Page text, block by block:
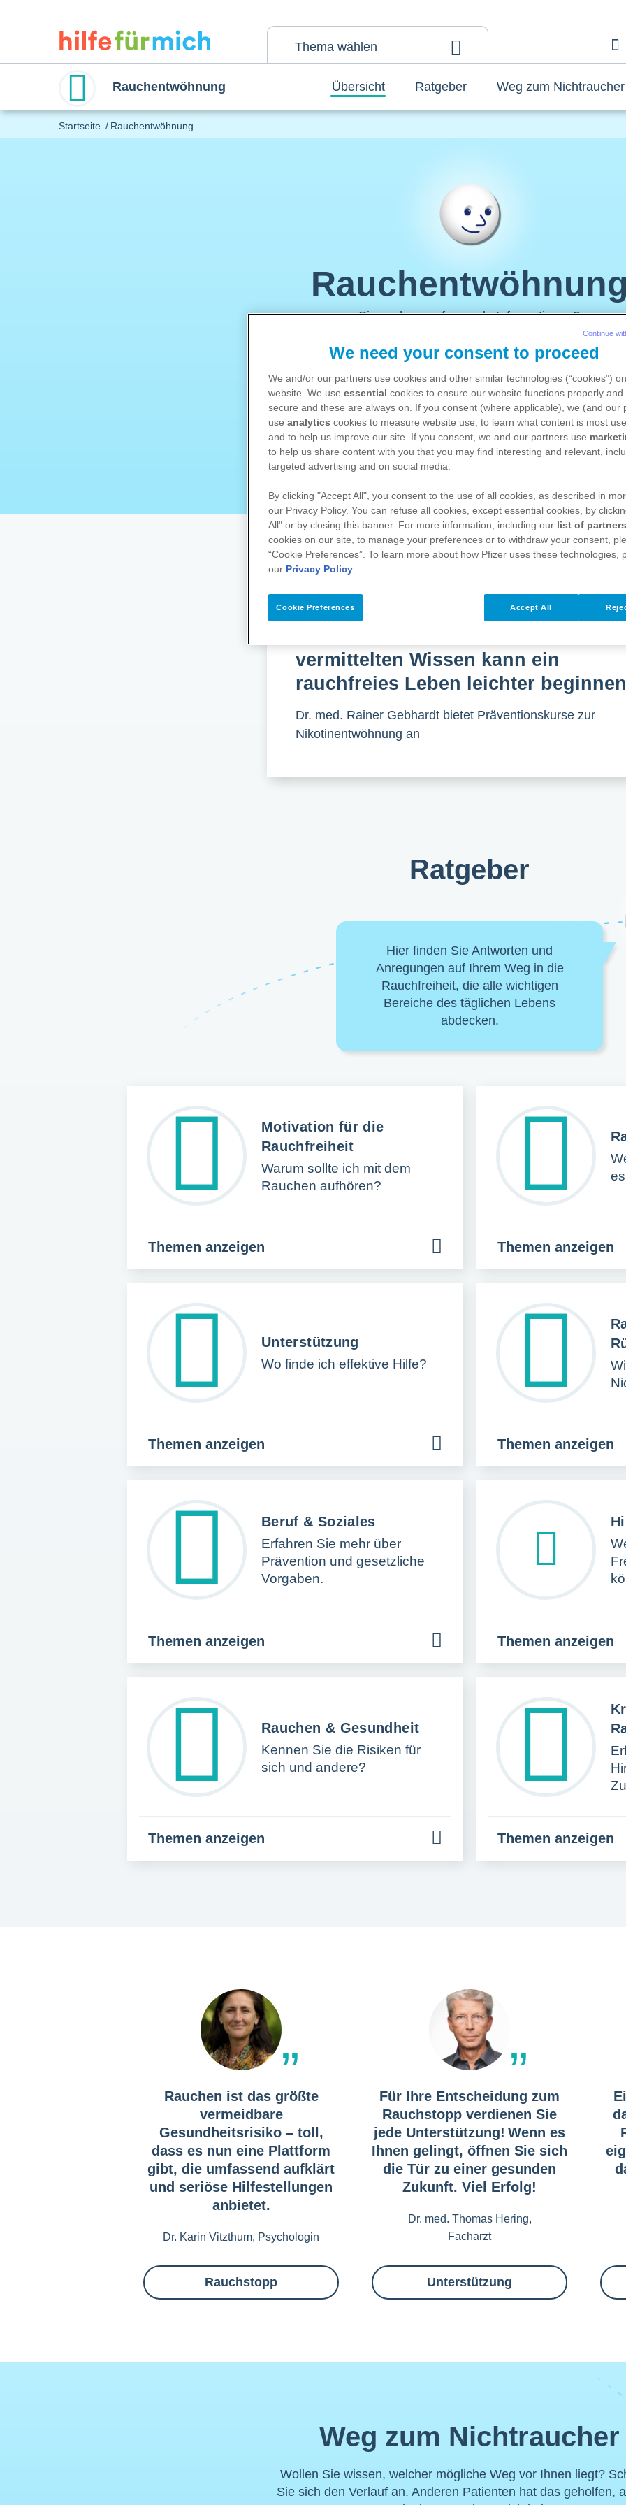
Thema wählen
Rauchentwöhnung
Main
menu
Übersicht Ratgeber Weg zum Nichtraucher
Startseite Rauchentwöhnung
Sie suchen umfassende Informationen?
Hier finden Sie Antworten auf Ihre Fragen.
vermittelten Wissen kann ein
rauchfreies Leben leichter
Dr. med. Rainer Gebhardt bietet Präventionskurse zur
Nikotinentwöhnung an
Ratgeber
Hier finden Sie Antworten und
Anregungen auf Ihrem Weg in die
Rauchfreiheit, die alle wichtigen
Bereiche des täglichen Lebens
abdecken.
Motivation für die
Rauchfreiheit
Warum sollte ich mit dem
Rauchen aufhören?
Themen anzeigen
Unterstützung
Wo finde ich effektive Hilfe?
Themen anzeigen
Beruf & Soziales
Erfahren Sie mehr über
Prävention und gesetzliche
Vorgaben.
Themen anzeigen
Rauchen & Gesundheit
Kennen Sie die Risiken für
sich und andere?
Themen anzeigen
Themen anzeigen
Themen anzeigen
Themen anzeigen
Themen anzeigen
Rauchen ist das größte
vermeidbare
Gesundheitsrisiko – toll,
dass es nun eine Plattform
gibt, die umfassend aufklärt
und seriöse Hilfestellungen
anbietet.
Dr. Karin Vitzthum, Psychologin
Rauchstopp
Für Ihre Entscheidung zum
Rauchstopp verdienen Sie
jede Unterstützung! Wenn es
Ihnen gelingt, öffnen Sie sich
die Tür zu einer gesunden
Zukunft. Viel Erfolg!
Dr. med. Thomas Hering,
Facharzt
Unterstützung
Weg zum Nichtraucher
Wollen Sie wissen, welcher mögliche Weg vor Ihnen liegt?
Sie sich den Verlauf an. Anderen Patienten hat das geholfen,
We need your consent to proceed
We and/or our partners use cookies and other similar technologies (“cookies”)
website. We use essential cookies to ensure our website functions properly and
secure and these are always on. If you consent (where applicable), we (and our
use analytics cookies to measure website use, to learn what content is most
and to help us improve our site. If you consent, we and our partners use
to help us share content with you that you may find interesting and relevant,
targeted advertising and on social media.
By clicking "Accept All", you consent to the use of all cookies, as described in
our Privacy Policy. You can refuse all cookies, except essential cookies, by
All" or by closing this banner. For more information, including our list of partners
cookies on our site, to manage your preferences or to withdraw your consent,
“Cookie Preferences”. To learn more about how Pfizer uses these technologies,
our Privacy Policy
Cookie Preferences Accept All
Continue